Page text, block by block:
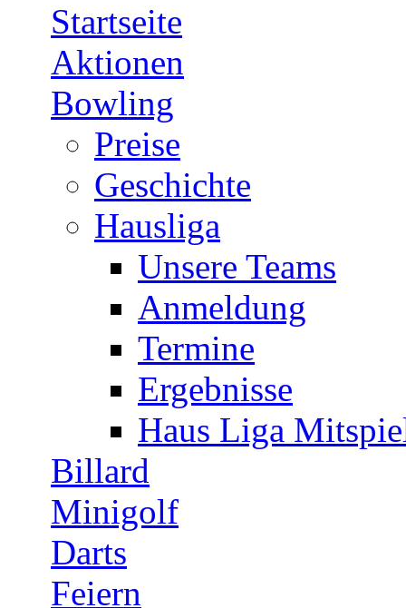
Startseite
Aktionen
Bowling
Preise
Geschichte
Hausliga
Unsere Teams
Anmeldung
Termine
Ergebnisse
Haus Liga
Billard
Minigolf
Darts
Feiern